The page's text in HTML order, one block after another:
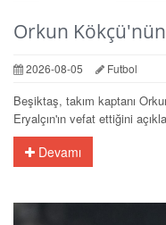
Orkun Kökçü'nün
2026-08-05 Futbol
Beşiktaş, takım kaptanı
Eryalçın'ın vefat ettiğini
Devamı